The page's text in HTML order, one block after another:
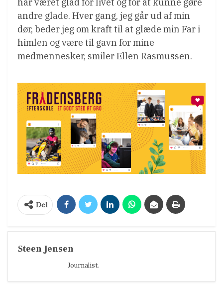
andre glade. Hver gang, jeg går ud af min
dør, beder jeg om kraft til at glæde min Far i
himlen og være til gavn for mine
medmennesker, smiler Ellen Rasmussen.
Del
Steen Jensen
Journalist.